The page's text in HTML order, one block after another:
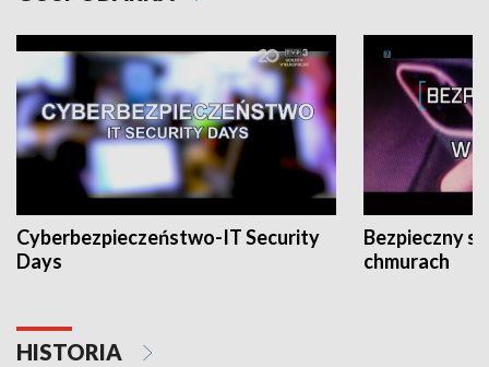
Cyberbezpieczeństwo-IT Security
Days
Bezpieczny
chmurach
HISTORIA